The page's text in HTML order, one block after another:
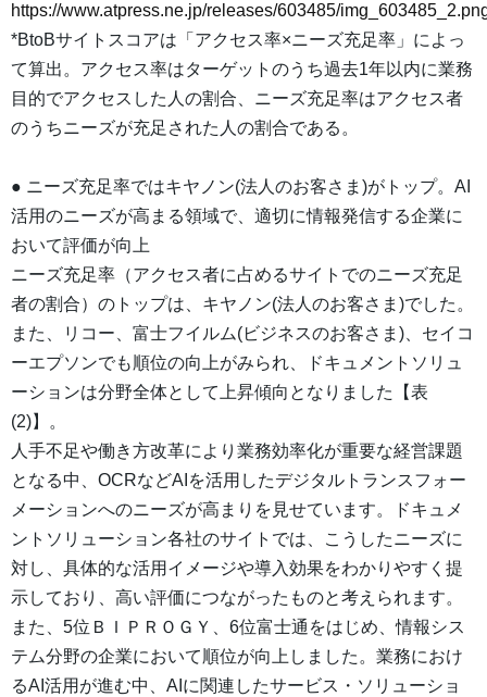
https://www.atpress.ne.jp/releases/603485/
*BtoBサイトスコアは「アクセス率×ニーズ充足率」によっ
て算出。アクセス率はターゲットのうち過去1年以内に業務
目的でアクセスした人の割合、ニーズ充足率はアクセス者
のうちニーズが充足された人の割合である。
● ニーズ充足率ではキヤノン(法人のお客さま)がトップ。AI
活用のニーズが高まる領域で、適切に情報発信する企業に
おいて評価が向上
ニーズ充足率（アクセス者に占めるサイトでのニーズ充足
者の割合）のトップは、キヤノン(法人のお客さま)でした。
また、リコー、富士フイルム(ビジネスのお客さま)、セイコ
ーエプソンでも順位の向上がみられ、ドキュメントソリュ
ーションは分野全体として上昇傾向となりました【表
(2)】。
人手不足や働き方改革により業務効率化が重要な経営課題
となる中、OCRなどAIを活用したデジタルトランスフォー
メーションへのニーズが高まりを見せています。ドキュメ
ントソリューション各社のサイトでは、こうしたニーズに
対し、具体的な活用イメージや導入効果をわかりやすく提
示しており、高い評価につながったものと考えられます。
また、5位ＢＩＰＲＯＧＹ、6位富士通をはじめ、情報シス
テム分野の企業において順位が向上しました。業務におけ
るAI活用が進む中、AIに関連したサービス・ソリューショ